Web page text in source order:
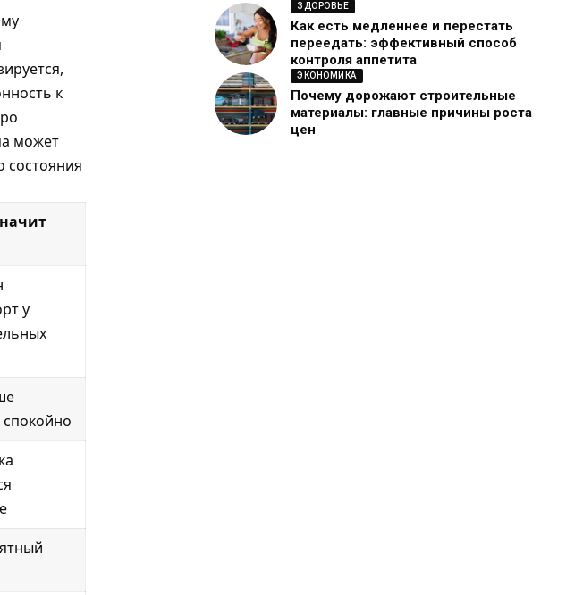
к
может
состояния
у
ЗДОРОВЬЕ
Как есть медленнее и перестать
переедать: эффективный способ
контроля аппетита
ЭКОНОМИКА
Почему дорожают строительные
материалы: главные причины роста
цен